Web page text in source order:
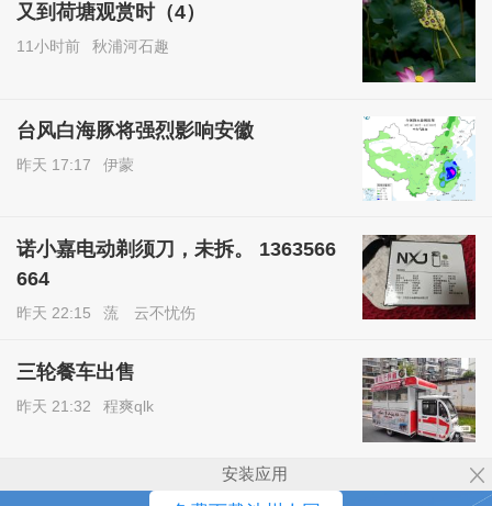
又到荷塘观赏时（4）
11小时前 秋浦河石趣
台风白海豚将强烈影响安徽
昨天 17:17 伊蒙
诺小嘉电动剃须刀，未拆。 1363566
664
昨天 22:15 蓅ゞ云不忧伤
三轮餐车出售
昨天 21:32 程爽qlk
安装应用